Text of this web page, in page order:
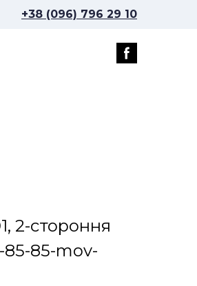
+38 (096) 796 29 10
2-стороння
85-85-mov-